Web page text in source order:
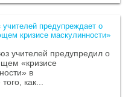
предупреждает о
кризисе маскулинности»
учителей предупредил о
«кризисе
в
как...